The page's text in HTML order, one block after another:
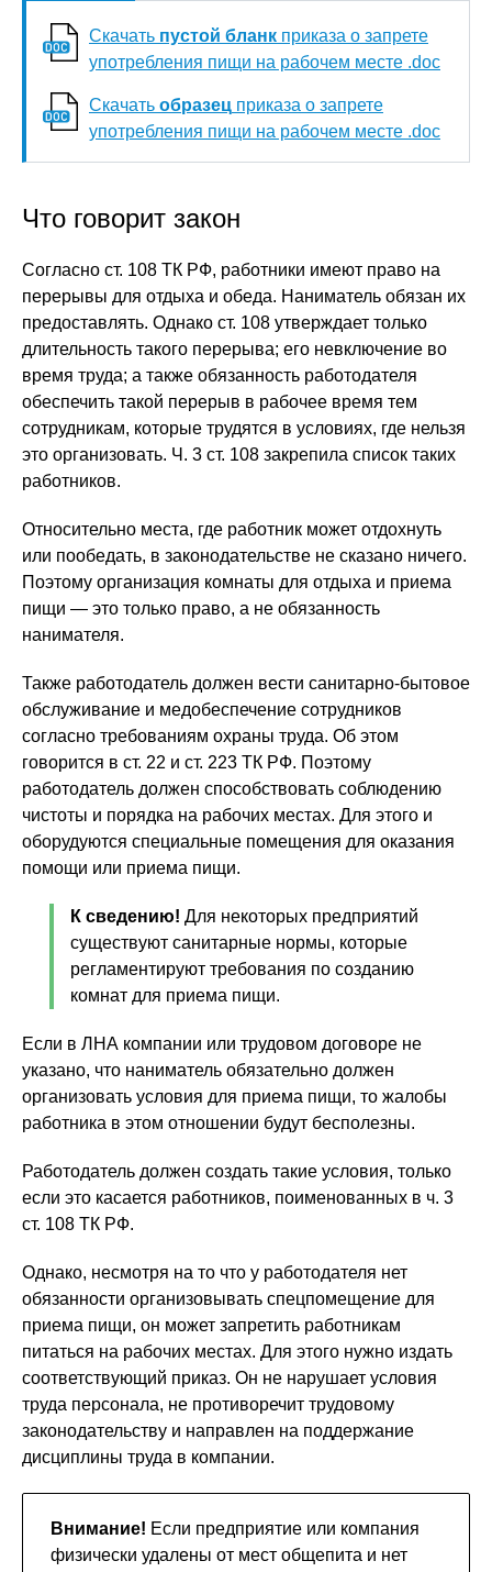
Скачать пустой бланк приказа о запрете
употребления пищи на рабочем месте .doc
Скачать образец приказа о запрете
употребления пищи на рабочем месте .doc
Что говорит закон
Согласно ст. 108 ТК РФ, работники имеют право на
перерывы для отдыха и обеда. Наниматель обязан их
предоставлять. Однако ст. 108 утверждает только
длительность такого перерыва; его невключение во
время труда; а также обязанность работодателя
обеспечить такой перерыв в рабочее время тем
сотрудникам, которые трудятся в условиях, где нельзя
это организовать. Ч. 3 ст. 108 закрепила список таких
работников.
Относительно места, где работник может отдохнуть
или пообедать, в законодательстве не сказано ничего.
Поэтому организация комнаты для отдыха и приема
пищи — это только право, а не обязанность
нанимателя.
Также работодатель должен вести санитарно-бытовое
обслуживание и медобеспечение сотрудников
согласно требованиям охраны труда. Об этом
говорится в ст. 22 и ст. 223 ТК РФ. Поэтому
работодатель должен способствовать соблюдению
чистоты и порядка на рабочих местах. Для этого и
оборудуются специальные помещения для оказания
помощи или приема пищи.
К сведению! Для некоторых предприятий
существуют санитарные нормы, которые
регламентируют требования по созданию
комнат для приема пищи.
Если в ЛНА компании или трудовом договоре не
указано, что наниматель обязательно должен
организовать условия для приема пищи, то жалобы
работника в этом отношении будут бесполезны.
Работодатель должен создать такие условия, только
если это касается работников, поименованных в ч. 3
ст. 108 ТК РФ.
Однако, несмотря на то что у работодателя нет
обязанности организовывать спецпомещение для
приема пищи, он может запретить работникам
питаться на рабочих местах. Для этого нужно издать
соответствующий приказ. Он не нарушает условия
труда персонала, не противоречит трудовому
законодательству и направлен на поддержание
дисциплины труда в компании.
Внимание! Если предприятие или компания
физически удалены от мест общепита и нет